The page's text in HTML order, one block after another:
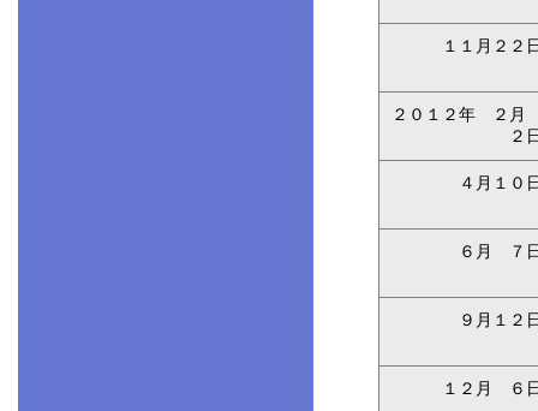
１１月２２
２０１２年 ２
２
４月１０
６月 ７
９月１２
１２月 ６